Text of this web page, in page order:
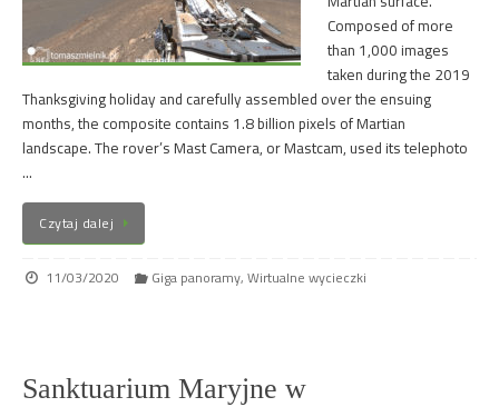
Composed of more
than 1,000 images
taken during the 2019
Thanksgiving holiday and carefully assembled over the ensuing
months, the composite contains 1.8 billion pixels of Martian
landscape. The rover’s Mast Camera, or Mastcam, used its telephoto
…
Czytaj dalej
11/03/2020 Giga panoramy,Wirtualne wycieczki
Sanktuarium Maryjne w